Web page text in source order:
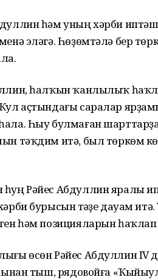
һәм уның хәрби
эләгә. Һөҙөмтәлә бер
һалҡын ҡанлылыҡ
аҫтындағы саралар
Һыу булмаған
тәҡдим итә, был төркөм
Рәйес Абдуллин яралы
бурысын үтәүҙе дауам
һәм позицияларын
өсөн Рәйес Абдуллин IV
Бынан тыш, рядовойға